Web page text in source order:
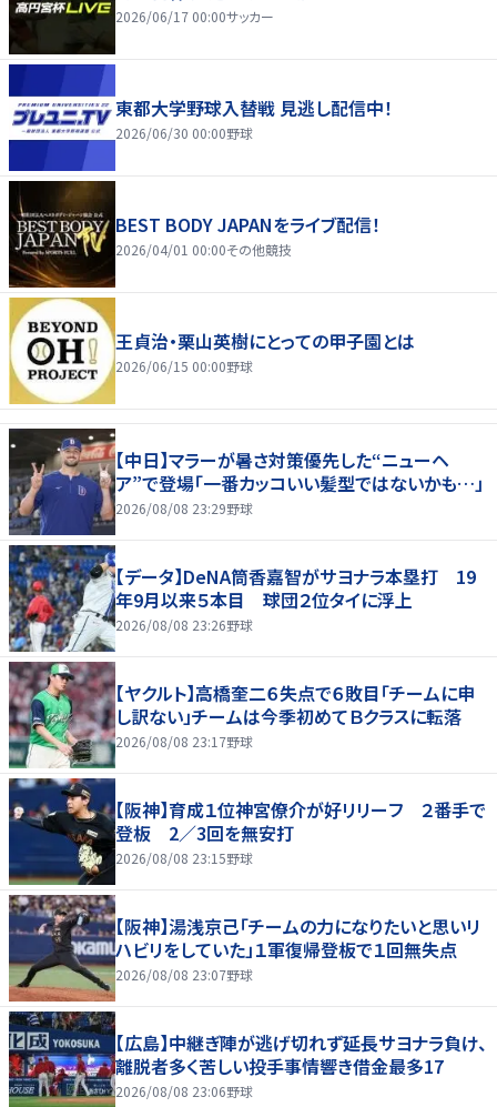
2026/06/17 00:00サッカー
東都大学野球入替戦 見逃し配信中！
2026/06/30 00:00野球
BEST BODY JAPANをライブ配信！
2026/04/01 00:00その他競技
王貞治・栗山英樹にとっての甲子園とは
2026/06/15 00:00野球
【中日】マラーが暑さ対策優先した“ニューヘ
ア”で登場「一番カッコいい髪型ではないかも…」
2026/08/08 23:29野球
【データ】DeNA筒香嘉智がサヨナラ本塁打 19
年9月以来５本目 球団２位タイに浮上
2026/08/08 23:26野球
【ヤクルト】高橋奎二６失点で６敗目「チームに申
し訳ない」チームは今季初めてＢクラスに転落
2026/08/08 23:17野球
【阪神】育成１位神宮僚介が好リリーフ ２番手で
登板 2／3回を無安打
2026/08/08 23:15野球
【阪神】湯浅京己「チームの力になりたいと思いリ
ハビリをしていた」１軍復帰登板で１回無失点
2026/08/08 23:07野球
【広島】中継ぎ陣が逃げ切れず延長サヨナラ負け、
離脱者多く苦しい投手事情響き借金最多17
2026/08/08 23:06野球